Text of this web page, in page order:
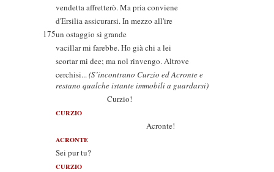
vendetta affretterò. Ma pria conviene
d'Ersilia assicurarsi. In mezzo all'ire
175un ostaggio sì grande
vacillar mi farebbe. Ho già chi a lei
scortar mi dee; ma nol rinvengo. Altrove
cerchisi...(S’incontrano Curzio ed Acronte e
restano qualche istante immobili a guardarsi)
Curzio!
CURZIO
Acronte!
ACRONTE
Sei pur tu?
CURZIO